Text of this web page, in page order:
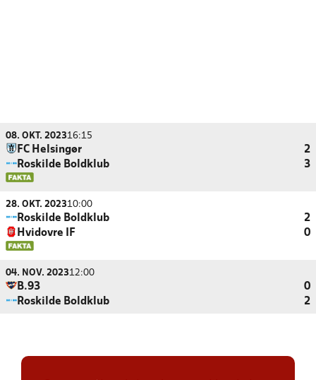
08. OKT. 202316:15
FC Helsingør
2
Roskilde Boldklub
3
28. OKT. 202310:00
Roskilde Boldklub
2
Hvidovre IF
0
04. NOV. 202312:00
B.93
0
Roskilde Boldklub
2